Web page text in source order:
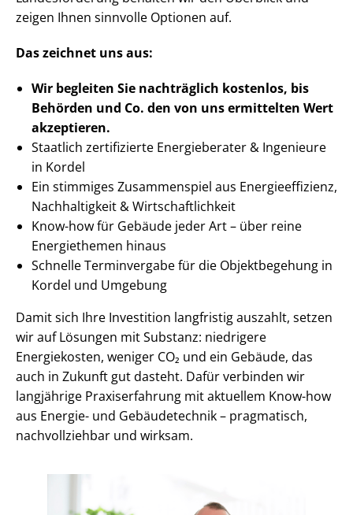
zeigen Ihnen sinnvolle Optionen auf.
Das zeichnet uns aus:
Wir begleiten Sie nachträglich kostenlos, bis
Behörden und Co. den von uns ermittelten Wert
akzeptieren.
Staatlich zertifizierte Energieberater & Ingenieure
in Kordel
Ein stimmiges Zusammenspiel aus En­er­gie­ef­fi­zi­enz,
Nachhaltigkeit & Wirt­schaft­lich­keit
Know-how für Gebäude jeder Art – über reine
Energiethemen hinaus
Schnelle Terminvergabe für die Objektbegehung in
Kordel und Umgebung
Damit sich Ihre Investition langfristig auszahlt, setzen
wir auf Lösungen mit Substanz: niedrigere
Energiekosten, weniger CO₂ und ein Gebäude, das
auch in Zukunft gut dasteht. Dafür verbinden wir
langjährige Praxiserfahrung mit aktuellem Know-how
aus Energie- und Gebäudetechnik – pragmatisch,
nachvollziehbar und wirksam.